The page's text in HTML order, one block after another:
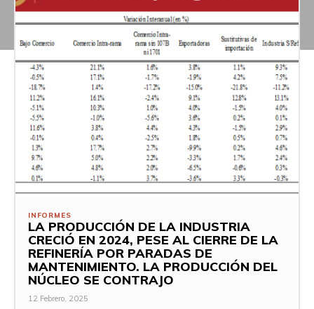
INFORMES
LA PRODUCCIÓN DE LA INDUSTRIA
CRECIÓ EN 2024, PESE AL CIERRE DE LA
REFINERÍA POR PARADAS DE
MANTENIMIENTO. LA PRODUCCIÓN DEL
NÚCLEO SE CONTRAJO
12 Febrero, 2025